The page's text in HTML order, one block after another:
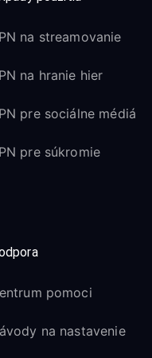
na streamovanie
na hranie hier
pre sociálne médiá
pre súkromie
pomoci
na nastavenie